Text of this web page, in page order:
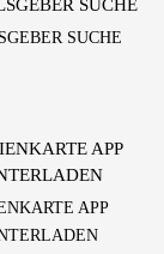
SUCHE
APP